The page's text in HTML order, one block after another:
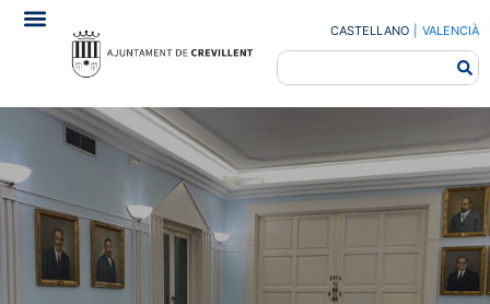
CASTELLANO VALENCIÀ